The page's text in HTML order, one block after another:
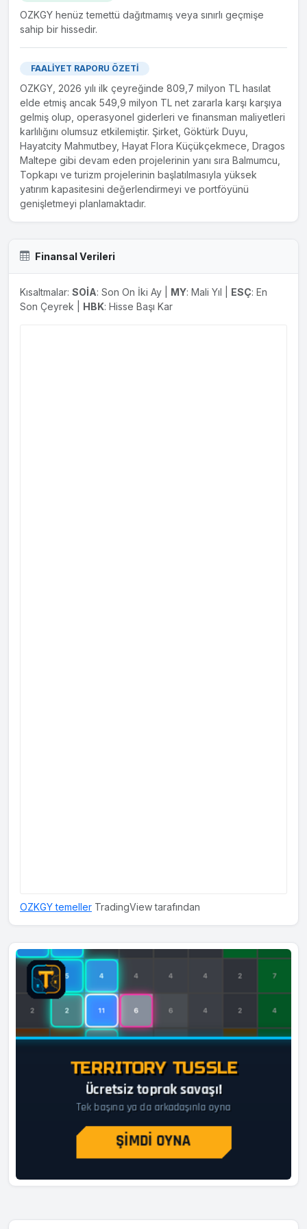
Arsa Alımı
Şirketimiz tarafından Antalya İli, Kemer İlçesi, Kemer
Mahallesi 1086 nolu Parselin 396,140 m²'lik kısmına ait
kesin izin taahhüt senedine göre oluşturulan 293,505.30 m²
tesisinin (Club Med Kemer Tatil Köyü) satın alınmasına ilişkin
görüşmeler başlatılmış ve süreç konusunda 29.03.2022
tarihinde ön mutabakata varılmıştır. Sürecin gizlilik
gerektirmesi, şirketimizin meşru çıkarlarının zarar...
OZKGY henüz temettü dağıtmamış veya sınırlı geçmişe
sahip bir hissedir.
FAALİYET RAPORU ÖZETİ
OZKGY, 2026 yılı ilk çeyreğinde 809,7 milyon TL hasılat
elde etmiş ancak 549,9 milyon TL net zararla karşı karşıya
gelmiş olup, operasyonel giderleri ve finansman maliyetleri
karlılığını olumsuz etkilemiştir. Şirket, Göktürk Duyu,
Hayatcity Mahmutbey, Hayat Flora Küçükçekmece, Dragos
Maltepe gibi devam eden projelerinin yanı sıra Balmumcu,
Topkapı ve turizm projelerinin başlatılmasıyla yüksek
yatırım kapasitesini değerlendirmeyi ve portföyünü
genişletmeyi planlamaktadır.
Finansal Verileri
Kısaltmalar: SOİA: Son On İki Ay | MY: Mali Yıl | ESÇ: En
Son Çeyrek | HBK: Hisse Başı Kar
OZKGY temeller TradingView tarafından